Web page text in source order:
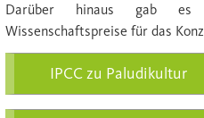
Darüber hinaus gab es
Wissenschaftspreise für das
IPCC zu Paludikultur